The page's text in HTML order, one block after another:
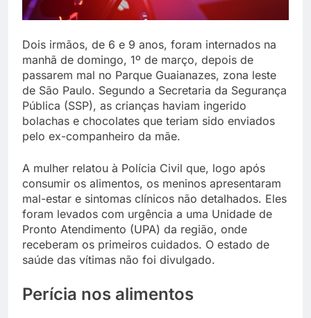
Dois irmãos, de 6 e 9 anos, foram internados na
manhã de domingo, 1º de março, depois de
passarem mal no Parque Guaianazes, zona leste
de São Paulo. Segundo a Secretaria da Segurança
Pública (SSP), as crianças haviam ingerido
bolachas e chocolates que teriam sido enviados
pelo ex-companheiro da mãe.
A mulher relatou à Polícia Civil que, logo após
consumir os alimentos, os meninos apresentaram
mal-estar e sintomas clínicos não detalhados. Eles
foram levados com urgência a uma Unidade de
Pronto Atendimento (UPA) da região, onde
receberam os primeiros cuidados. O estado de
saúde das vítimas não foi divulgado.
Perícia nos alimentos